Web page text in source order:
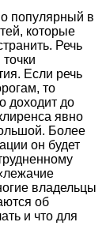
популярный в
которые
Речь
Если речь
то
доходит до
явно
Более
он будет
владельцы
об
и что для